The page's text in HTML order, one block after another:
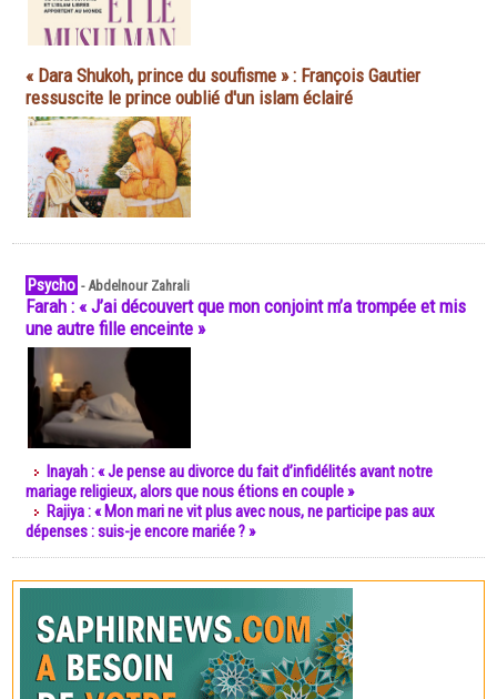
« Dara Shukoh, prince du soufisme » : François Gautier
ressuscite le prince oublié d'un islam éclairé
Psycho -Abdelnour Zahrali
Farah : « J’ai découvert que mon conjoint m’a trompée et mis
une autre fille enceinte »
Inayah : « Je pense au divorce du fait d’infidélités avant notre
mariage religieux, alors que nous étions en couple »
Rajiya : « Mon mari ne vit plus avec nous, ne participe pas aux
dépenses : suis-je encore mariée ? »